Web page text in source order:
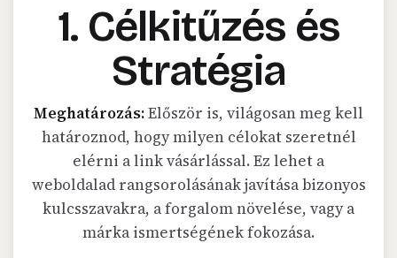
1. Célkitűzés és
Stratégia
Meghatározás:Először is, világosan meg kell
határoznod, hogy milyen célokat szeretnél
elérni a link vásárlással. Ez lehet a
weboldalad rangsorolásának javítása bizonyos
kulcsszavakra, a forgalom növelése, vagy a
márka ismertségének fokozása.